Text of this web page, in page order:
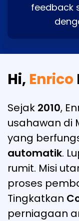
feedback
Hi, Enrico
Sejak 2010,
usahawan di
yang
automatik.
rumit. Misi
proses
Tingkatkan
perniagaan